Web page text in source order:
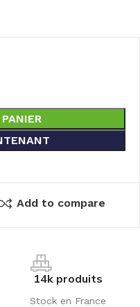
Add to compare
14k produits
Stock en France